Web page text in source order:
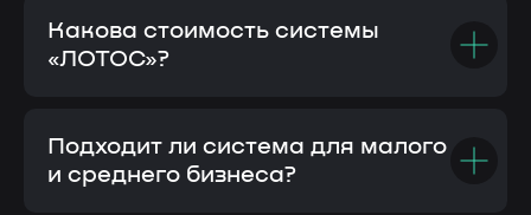
Какова стоимость системы
«ЛОТОС»?
Подходит ли система для малого
и среднего бизнеса?